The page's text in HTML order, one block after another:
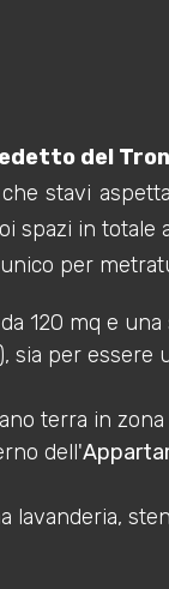
del
stavi
spazi in totale
per
da 120 mq e
sia per essere
terra in zona
dell'
lavanderia,